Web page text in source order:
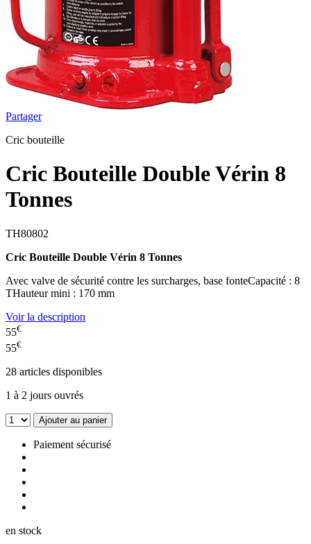
Partager
Cric bouteille
Cric Bouteille Double Vérin 8
Tonnes
TH80802
Cric Bouteille Double Vérin 8 Tonnes
Avec valve de sécurité contre les surcharges, base fonteCapacité : 8
THauteur mini : 170 mm
Voir la description
55€
55€
28 articles disponibles
1 à 2 jours ouvrés
Ajouter au panier
Paiement sécurisé
en stock